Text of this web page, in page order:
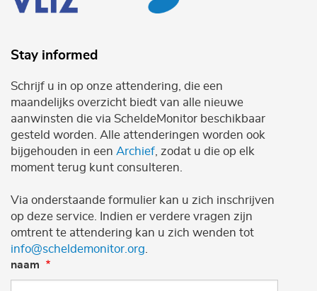
Stay informed
Schrijf u in op onze attendering, die een
maandelijks overzicht biedt van alle nieuwe
aanwinsten die via ScheldeMonitor beschikbaar
gesteld worden. Alle attenderingen worden ook
bijgehouden in een Archief , zodat u die op elk
moment terug kunt consulteren.
Via onderstaande formulier kan u zich inschrijven
op deze service. Indien er verdere vragen zijn
omtrent te attendering kan u zich wenden tot
info@scheldemonitor.org
naam